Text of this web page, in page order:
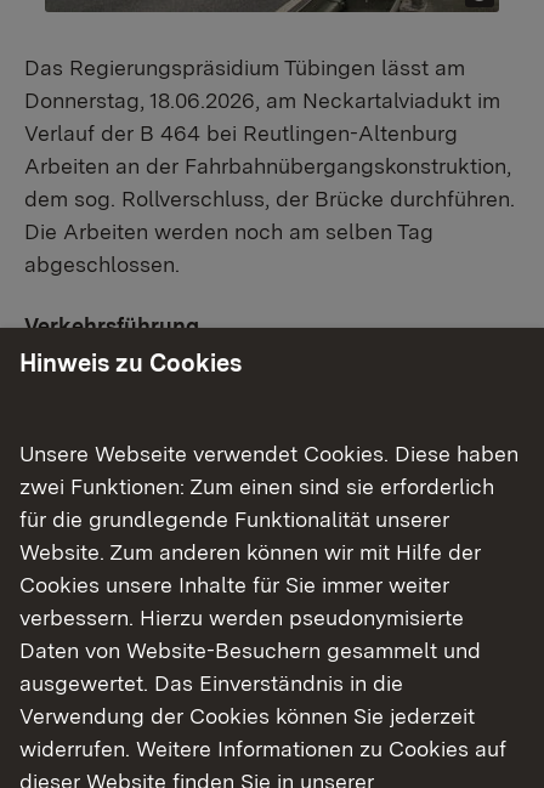
Das Regierungspräsidium Tübingen lässt am
Donnerstag, 18.06.2026, am Neckartalviadukt im
Verlauf der B 464 bei Reutlingen-Altenburg
Arbeiten an der Fahrbahnübergangskonstruktion,
dem sog. Rollverschluss, der Brücke durchführen.
Die Arbeiten werden noch am selben Tag
abgeschlossen.
Verkehrsführung
Das Regierungspräsidium Tübingen bittet die
Verkehrsteilnehmenden um Verständnis, für die im
Zusammenhang mit der Maßnahme entstehenden
Beeinträchtigungen.
Weitere aktuelle Meldungen
Hinweis zu Cookies
Unsere Webseite verwendet Cookies. Diese haben
zwei Funktionen: Zum einen sind sie erforderlich
für die grundlegende Funktionalität unserer
Website. Zum anderen können wir mit Hilfe der
Cookies unsere Inhalte für Sie immer weiter
verbessern. Hierzu werden pseudonymisierte
Daten von Website-Besuchern gesammelt und
ausgewertet. Das Einverständnis in die
Verwendung der Cookies können Sie jederzeit
widerrufen. Weitere Informationen zu Cookies auf
dieser Website finden Sie in unserer